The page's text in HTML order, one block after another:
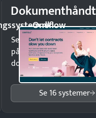
Oneflow
Send kontrakter til
på minutter og mist
dokumenter.
Se 16 systemer